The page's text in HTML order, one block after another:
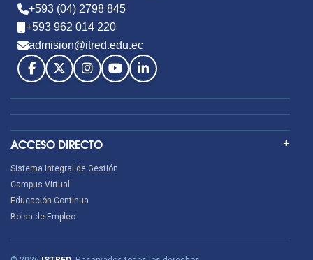
+593 (04) 2798 845
+593 962 014 220
admision@itred.edu.ec
ACCESO DIRECTO
Sistema Integral de Gestión
Campus Virtual
Educación Continua
Bolsa de Empleo